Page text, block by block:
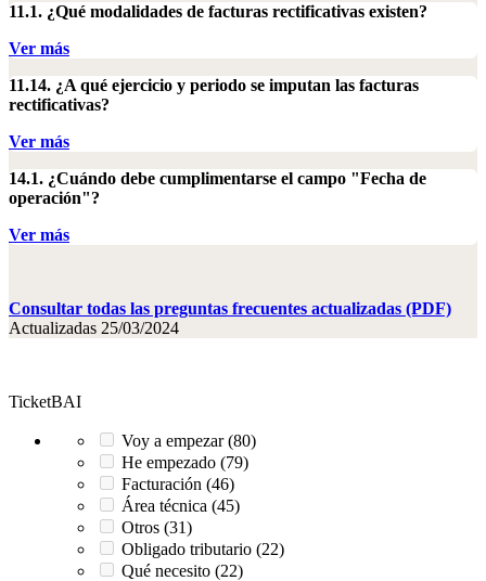
11.1. ¿Qué modalidades de facturas rectificativas existen?
Ver más
11.14. ¿A qué ejercicio y periodo se imputan las facturas
rectificativas?
Ver más
14.1. ¿Cuándo debe cumplimentarse el campo "Fecha de
operación"?
Ver más
Consultar todas las preguntas frecuentes actualizadas (PDF)
Actualizadas 25/03/2024
TicketBAI
Voy a empezar (80)
He empezado (79)
Facturación (46)
Área técnica (45)
Otros (31)
Obligado tributario (22)
Qué necesito (22)